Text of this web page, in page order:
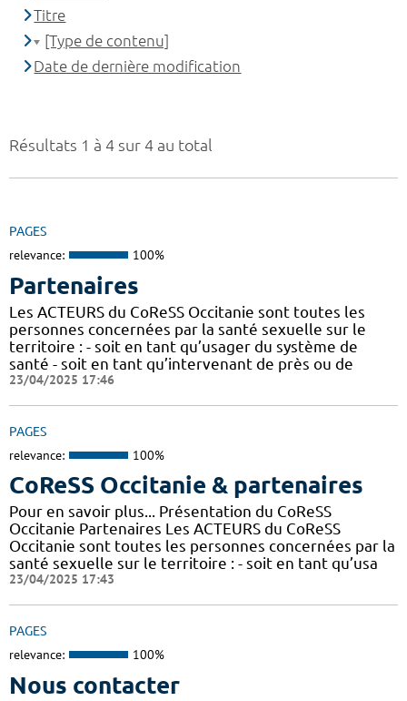
Résultats 1 à 4 sur 4 au total
PAGES
relevance: 100%
Partenaires
Les ACTEURS du CoReSS Occitanie sont toutes les
personnes concernées par la santé sexuelle sur le
territoire : - soit en tant qu’usager du système de
santé - soit en tant qu’intervenant de près ou de
23/04/2025 17:46
PAGES
relevance: 100%
CoReSS Occitanie & partenaires
Pour en savoir plus... Présentation du CoReSS
Occitanie Partenaires Les ACTEURS du CoReSS
Occitanie sont toutes les personnes concernées par la
santé sexuelle sur le territoire : - soit en tant qu’usa
23/04/2025 17:43
PAGES
relevance: 100%
Nous contacter
Titre
[Type de contenu]
Date de dernière modification